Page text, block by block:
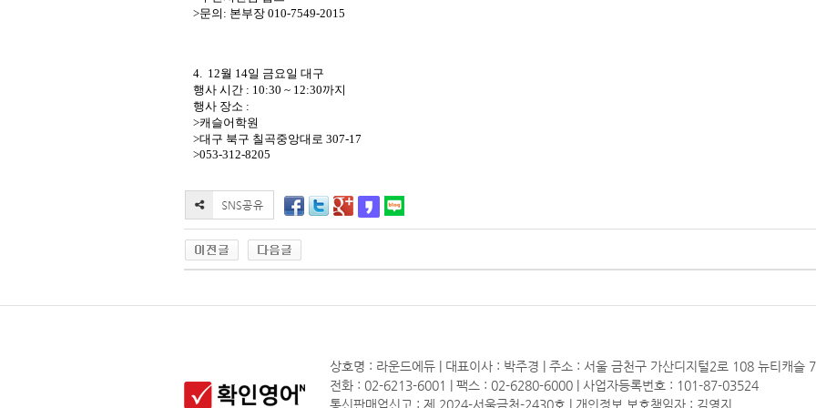
>문의: 본부장 010-7549-2015
4. 12월 14일 금요일 대구
행사 시간 : 10:30 ~ 12:30까지
행사 장소 :
>캐슬어학원
>대구 북구 칠곡중앙대로 307-17
>053-312-8205
상호명 : 라운드에듀 | 대표이사 : 박주경 | 주소 : 서울 금천구 가산디지털2로 108 뉴티캐슬
전화 : 02-6213-6001 | 팩스 : 02-6280-6000 | 사업자등록번호 : 101-87-03524
통신판매업신고 : 제 2024-서울금천-2430호 | 개인정보 보호책임자 : 김영지